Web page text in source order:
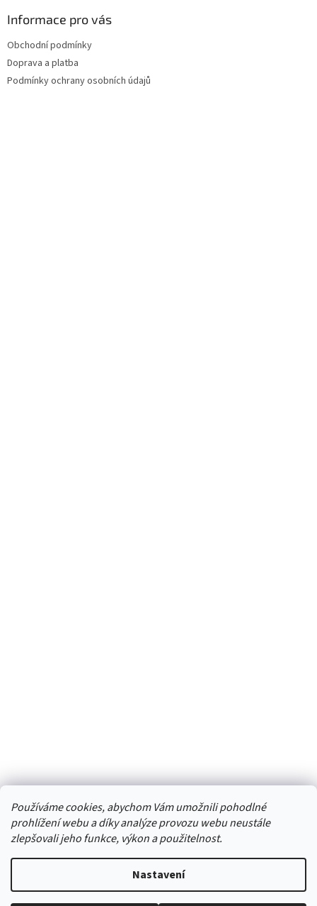
Používáme cookies, abychom Vám umožnili pohodlné
prohlížení webu a díky analýze provozu webu neustále
zlepšovali jeho funkce, výkon a použitelnost.
Nastavení
Informace pro vás
Obchodní podmínky
Doprava a platba
Podmínky ochrany osobních údajů